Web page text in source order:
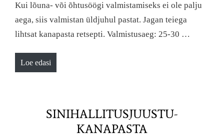
Kui lõuna- või õhtusöögi valmistamiseks ei ole palju
aega, siis valmistan üldjuhul pastat. Jagan teiega
lihtsat kanapasta retsepti. Valmistusaeg: 25-30 …
Loe edasi
SINIHALLITUSJUUSTU-
KANAPASTA